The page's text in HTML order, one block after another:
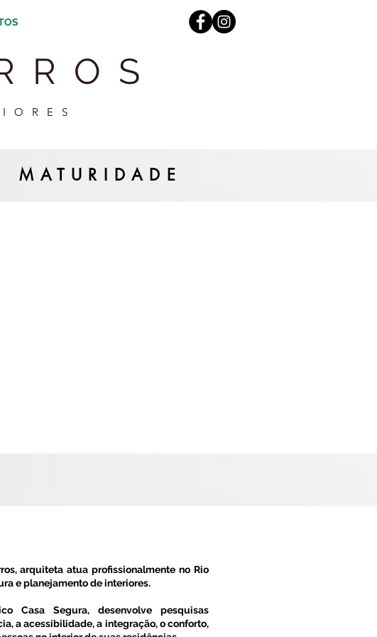
MATURIDADE
arquiteta atua profissionalmente no Rio
e planejamento de interiores.
Casa Segura, desenvolve pesquisas
a acessibilidade, a integração, o conforto,